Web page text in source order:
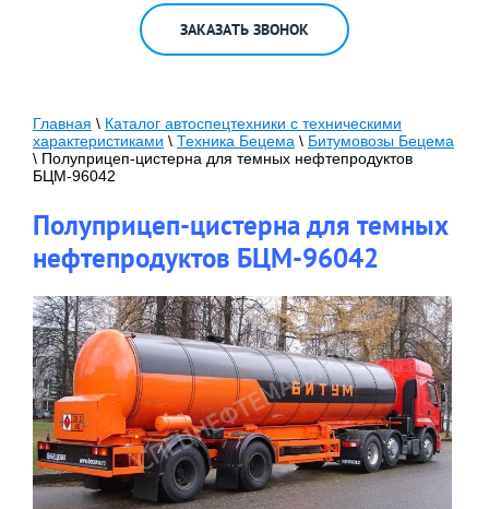
ЗАКАЗАТЬ ЗВОНОК
Главная \ Каталог автоспецтехники с техническими
характеристиками \ Техника Бецема \ Битумовозы Бецема
\ Полуприцеп-цистерна для темных нефтепродуктов
БЦМ-96042
Полуприцеп-цистерна для темных
нефтепродуктов БЦМ-96042